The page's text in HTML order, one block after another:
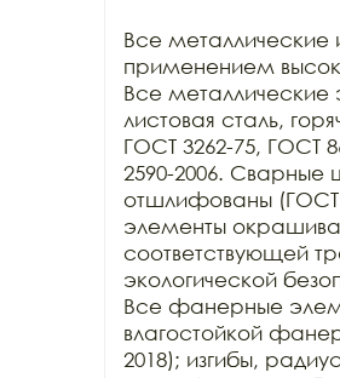
Все
применением
Все металлические
листовая сталь,
ГОСТ 3262-75, ГОСТ
2590-2006. Сварные
отшлифованы (ГОСТ
элементы
соответствующей
экологической
Все фанерные
влагостойкой
2018); изгибы,